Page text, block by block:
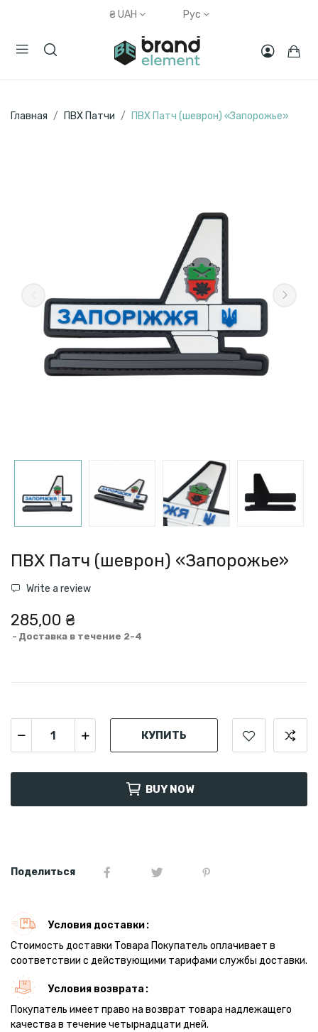
₴ UAH Рус
Главная ПВХ Патчи ПВХ Патч (шеврон) «Запорожье»
ПВХ Патч (шеврон) «Запорожье»
Write a review
285,00 ₴
Доставка в течение 2-4
КУПИТЬ
BUY NOW
Поделиться
Условия доставки
Стоимость доставки Товара Покупатель оплачивает в
соответствии с действующими тарифами службы доставки.
Условия возврата
Покупатель имеет право на возврат товара надлежащего
качества в течение четырнадцати дней.